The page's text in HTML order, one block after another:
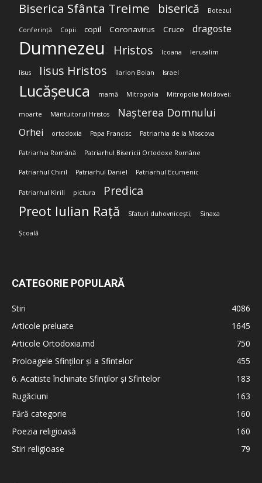
Biserica Sfânta Treime biserică Botezul
Conferință Copii copil Coronavirus Cruce dragoste
Dumnezeu Hristos Icoana Ierusalim
Iisus Iisus Hristos Ilarion Boian Israel
Lucășeuca mamă Mitropolia Mitropolia Moldovei;
moarte Mântuitorul Hristos Nașterea Domnului
Orhei ortodoxia Papa Francisc Patriarhia de la Moscova
Patriarhia Română Patriarhul Bisericii Ortodoxe Române
Patriarhul Chiril Patriarhul Daniel Patriarhul Ecumenic
Patriarhul Kirill pictura Predica
Preot Iulian Rață Sfaturi duhovnicești; Sinaxa
Școală
CATEGORIE POPULARĂ
Stiri
4086
Articole preluate
1645
Articole Ortodoxia.md
750
Proloagele Sfinților și a Sfintelor
455
6. Acatiste închinate Sfinților și Sfintelor
183
Rugăciuni
163
Fără categorie
160
Poezia religioasă
160
Stiri religioase
79